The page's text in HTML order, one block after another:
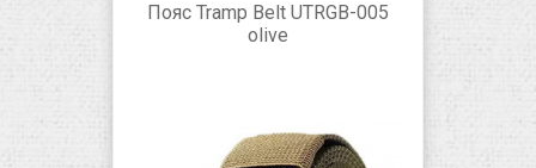
Пояс Tramp Belt UTRGB-005
olive